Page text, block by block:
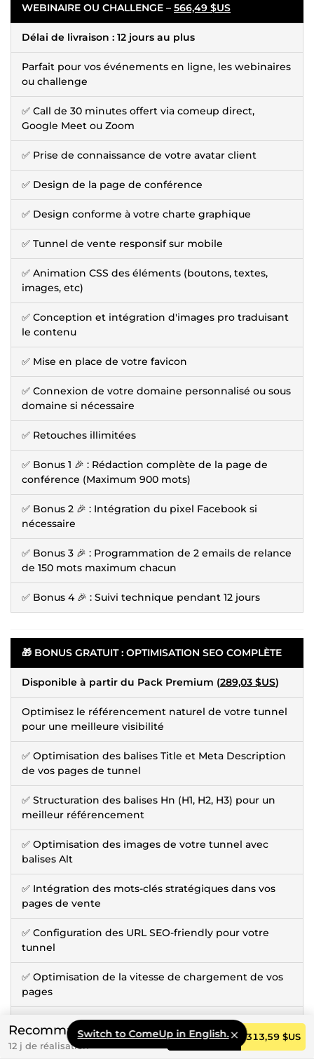
WEBINAIRE OU CHALLENGE – 566,49 $US
Délai de livraison : 12 jours au plus
Parfait pour vos événements en ligne, les webinaires
ou challenge
✅ Call de 30 minutes offert via comeup direct,
Google Meet ou Zoom
✅ Prise de connaissance de votre avatar client
✅ Design de la page de conférence
✅ Design conforme à votre charte graphique
✅ Tunnel de vente responsif sur mobile
✅ Animation CSS des éléments (boutons, textes,
images, etc)
✅ Conception et intégration d'images pro traduisant
le contenu
✅ Mise en place de votre favicon
✅ Connexion de votre domaine personnalisé ou sous
domaine si nécessaire
✅ Retouches illimitées
✅ Bonus 1 🎉 : Rédaction complète de la page de
conférence (Maximum 900 mots)
✅ Bonus 2 🎉 : Intégration du pixel Facebook si
nécessaire
✅ Bonus 3 🎉 : Programmation de 2 emails de relance
de 150 mots maximum chacun
✅ Bonus 4 🎉 : Suivi technique pendant 12 jours
🎁 BONUS GRATUIT : OPTIMISATION SEO COMPLÈTE
Disponible à partir du Pack Premium (289,03 $US)
Optimisez le référencement naturel de votre tunnel
pour une meilleure visibilité
✅ Optimisation des balises Title et Meta Description
de vos pages de tunnel
✅ Structuration des balises Hn (H1, H2, H3) pour un
meilleur référencement
✅ Optimisation des images de votre tunnel avec
balises Alt
✅ Intégration des mots-clés stratégiques dans vos
pages de vente
✅ Configuration des URL SEO-friendly pour votre
tunnel
✅ Optimisation de la vitesse de chargement de vos
pages
✅ Amélioration technique pour faciliter l'indexation
par Google
Recommandé
12 j de réalisation
Commander 313,59 $US
Switch to ComeUp in English.